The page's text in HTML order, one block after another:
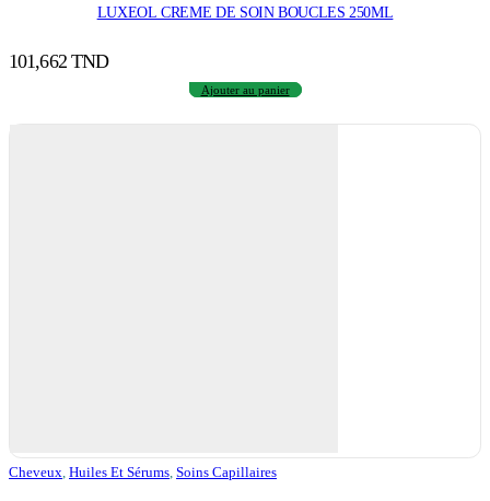
LUXEOL CREME DE SOIN BOUCLES 250ML
101,662 TND
Ajouter au panier
Cheveux Huiles Et Sérums Soins Capillaires